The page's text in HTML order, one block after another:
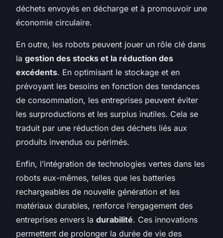
déchets envoyés en décharge et à promouvoir une
économie circulaire.
En outre, les robots peuvent jouer un rôle clé dans
la gestion des stocks et la réduction des
excédents. En optimisant le stockage et en
prévoyant les besoins en fonction des tendances
de consommation, les entreprises peuvent éviter
les surproductions et les surplus inutiles. Cela se
traduit par une réduction des déchets liés aux
produits invendus ou périmés.
Enfin, l’intégration de technologies vertes dans les
robots eux-mêmes, telles que les batteries
rechargeables de nouvelle génération et les
matériaux durables, renforce l’engagement des
entreprises envers la durabilité. Ces innovations
permettent de prolonger la durée de vie des